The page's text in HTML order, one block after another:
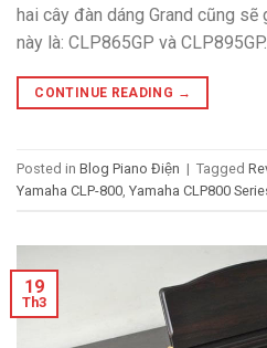
hai cây đàn dáng Grand cũng
này là: CLP865GP và CLP895GP.
CONTINUE READING →
Posted in Blog Piano Điện | Tagged
Yamaha CLP-800 Yamaha CLP800
19
Th3